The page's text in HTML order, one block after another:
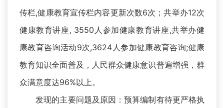
传栏,健康教育宣传栏内容更新次数6次；共举办12次
健康教育讲座, 3550人参加健康教育讲座,共举办健
康教育咨询活动9次,3624人参加健康教育咨询;健康
教育知识全面普及，人民群众健康意识普遍增强，群
众满意度达96%以上。
发现的主要问题及原因：预算编制有待更严格执